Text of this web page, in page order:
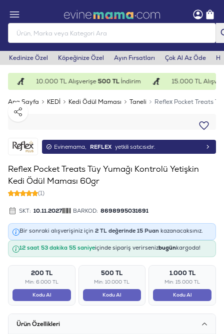
Kedinize Özel Köpeğinize Özel Ayın Fırsatları Çok Al Az Öde
10.000 TL Alışverişe500 TLİndirim 15.000 TL
Ana Sayfa KEDİ Kedi Ödül Maması Taneli
Reflex Pocket Treats
Paylaş
Evinemama, REFLEX yetkili satıcısıdır.
Reflex Pocket Treats Tüy Yumağı Kontrolü Yetişkin
Kedi Ödül Maması 60gr
(1)
SKT: 10.11.2027 BARKOD: 8698995031691
Bir sonraki alışverişiniz için 2 TL değerinde 15 Puan kazanacaksınız.
12 saat 53 dakika 55 saniyeiçinde sipariş verirsenizbugünkargoda!
200 TL
Min: 6.000 TL
Kodu Al
500 TL
Min: 10.000 TL
Kodu Al
1.000 TL
Min: 15.000 TL
Kodu Al
Ürün Özellikleri